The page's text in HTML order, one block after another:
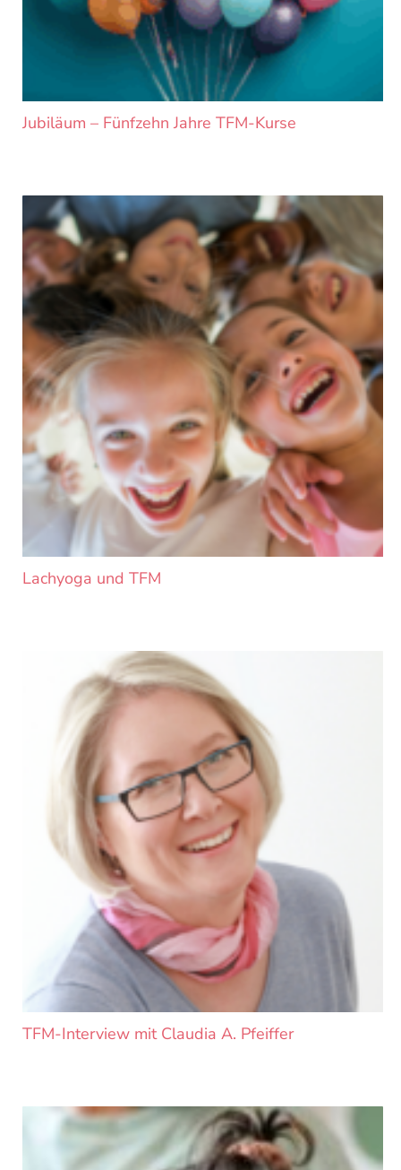
Jubiläum – Fünfzehn Jahre TFM-Kurse
Lachyoga und TFM
TFM-Interview mit Claudia A. Pfeiffer